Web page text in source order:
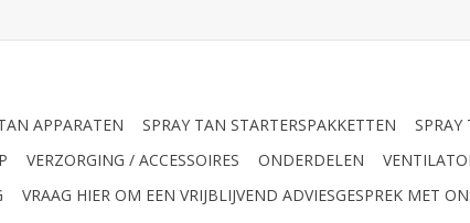
APPARATEN SPRAY TAN STARTERSPAKKETTEN SPRAY
VERZORGING / ACCESSOIRES ONDERDELEN
VRAAG HIER OM EEN VRIJBLIJVEND ADVIESGESPREK MET